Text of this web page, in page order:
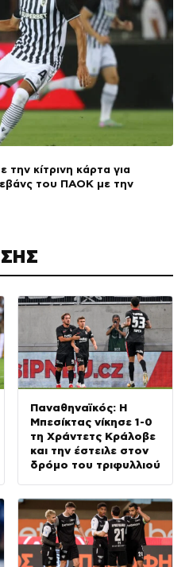
την κίτρινη κάρτα για
του ΠΑΟΚ με την
Παναθηναϊκός: Η
Μπεσίκτας νίκησε 1-0
τη Χράντετς Κράλοβε
και την έστειλε στον
δρόμο του τριφυλλιού